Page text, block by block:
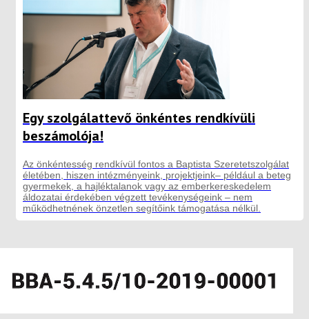
Egy szolgálattevő önkéntes rendkívüli
beszámolója!
Az önkéntesség rendkívül fontos a Baptista Szeretetszolgálat
életében, hiszen intézményeink, projektjeink– például a beteg
gyermekek, a hajléktalanok vagy az emberkereskedelem
áldozatai érdekében végzett tevékenységeink – nem
működhetnének önzetlen segítőink támogatása nélkül.